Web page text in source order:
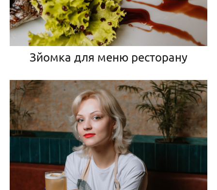
Зйомка для меню ресторану